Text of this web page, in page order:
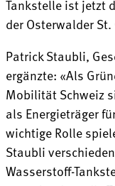
Tankstelle ist jetzt
der Osterwalder St.
Patrick Staubli,
ergänzte: «Als
Mobilität Schweiz
als Energieträger
wichtige Rolle
Staubli
Wasserstoff-